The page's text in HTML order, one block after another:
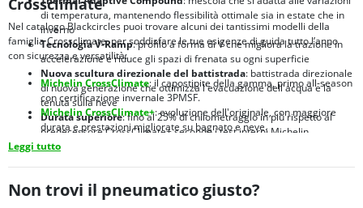
di temperatura, mantenendo flessibilità ottimale sia in estate che in
inverno
Tecnologia V-Ramp: profilo a forma di V che migliora la trazione in
accelerazione e riduce gli spazi di frenata su ogni superficie
Nuova scultura direzionale del battistrada: battistrada direzionale
di nuova generazione che ottimizza l'evacuazione dell'acqua e la
tenuta sulla neve
Durata superiore: fino al 25% di chilometraggio in più rispetto al
predecessore CrossClimate+ secondo i test interni Michelin
Brand leader mondiale
Crossclimate
Nel catalogo Blackcircles puoi trovare alcuni dei tantissimi modelli della
famiglia Crossclimate, per soddisfare le tue esigenze di guida tutto l’anno
con sicurezza e versatilità:
Michelin CrossClimate: il capostipite della gamma, primo all-season
con certificazione invernale 3PMSF.
Michelin CrossClimate+: evoluzione dell'originale, con maggiore
durata e prestazioni migliorate su bagnato e neve.
Michelin CrossClimate 2 SUV
con struttura rinforzata per carichi maggiori e spalle ottimizzate
Michelin CrossClimate 3:nuova generazione 2024 con prestazioni
migliorate su bagnato e maggiore efficienza energetica
Michelin CrossClimate Camping: sviluppato per camper e van, con
Leggi tutto
Non trovi il pneumatico giusto?